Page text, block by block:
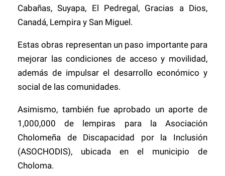
Cabañas, Suyapa, El Pedregal, Gracias a Dios,
Canadá, Lempira y San Miguel.
Estas obras representan un paso importante para
mejorar las condiciones de acceso y movilidad,
además de impulsar el desarrollo económico y
social de las comunidades.
Asimismo, también fue aprobado un aporte de
1,000,000 de lempiras para la Asociación
Cholomeña de Discapacidad por la Inclusión
(ASOCHODIS), ubicada en el municipio de
Choloma.